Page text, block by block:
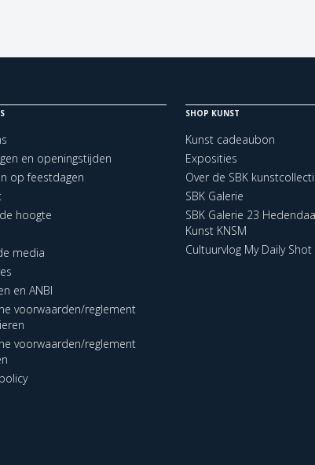
en openingstijden
op feestdagen
hoogte
media
en ANBI
voorwaarden/reglement
voorwaarden/reglement
SHOP KUNST
Kunst cadeaubon
Exposities
Over de SBK
SBK Galerie
SBK Galerie 23
Kunst KNSM
Cultuurvlog My Daily